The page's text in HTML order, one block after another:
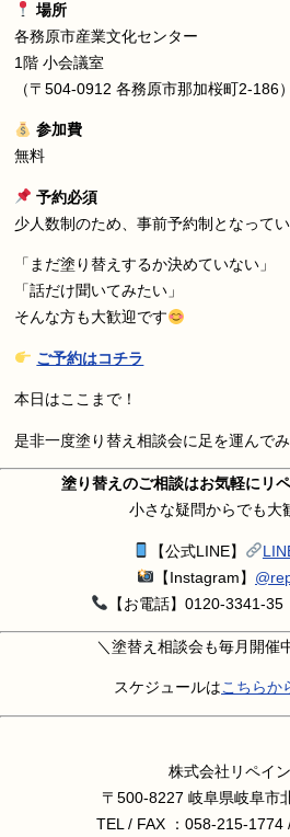
場所
各務原市産業文化センター
1階 小会議室
（〒504-0912 各務原市那加桜町2-186）
参加費
無料
予約必須
少人数制のため、事前予約制となってい
「まだ塗り替えするか決めていない」
「話だけ聞いてみたい」
そんな方も大歓迎です
ご予約はコチラ
本日はここまで！
是非一度塗り替え相談会に足を運んで
塗り替えのご相談はお気軽にリ
小さな疑問からでも大
【公式LINE】
【Instagram】
【お電話】0120-3341-35
＼塗替え相談会も毎月開催
スケジュールはこちらか
株式会社リペイ
〒500-8227 岐阜県岐阜市
TEL / FAX ：058-215-1774